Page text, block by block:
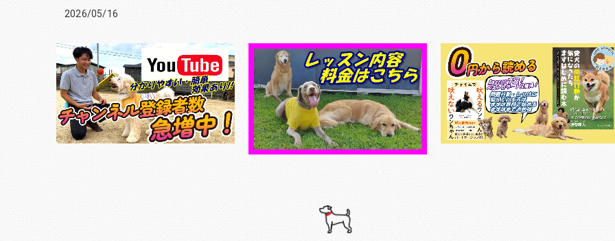
2026/05/16